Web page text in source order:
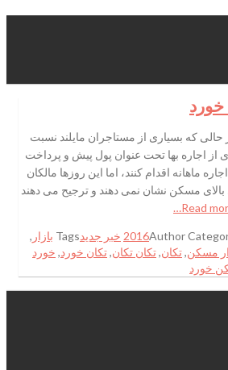
خورد
که بسیاری از مستاجران مایلند نسبت
اجاره بها تحت عنوان پول پیش و پرداخت
ماهانه اقدام کنند، اما این روزها مالکان
مسکن نشان نمی دهند و ترجیح می دهند
Author خبر جدیدTags بازار ,
مسکن,تکان,تکان تکان,تکان خورد, خورد
خورد